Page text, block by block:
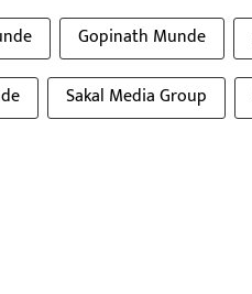
Gopinath Munde
Sakal Media Group